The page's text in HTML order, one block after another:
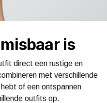
is
direct een rustige en
met verschillende
of een ontspannen
outfits op.